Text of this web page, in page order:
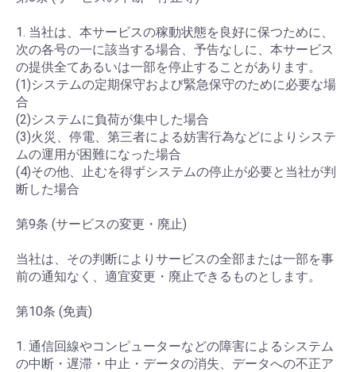
1. 当社は、本サービスの稼動状態を良好に保つために、
次の各号の一に該当する場合、予告なしに、本サービス
の提供全てあるいは一部を停止することがあります。
(1)システムの定期保守および緊急保守のために必要な場
合
(2)システムに負荷が集中した場合
(3)火災、停電、第三者による妨害行為などによりシステ
ムの運用が困難になった場合
(4)その他、止むを得ずシステムの停止が必要と当社が判
断した場合
第9条 (サービスの変更・廃止)
当社は、その判断によりサービスの全部または一部を事
前の通知なく、適宜変更・廃止できるものとします。
第10条 (免責)
1. 通信回線やコンピューターなどの障害によるシステム
の中断・遅滞・中止・データの消失、データへの不正ア